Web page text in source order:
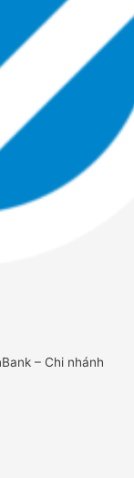
– Chi nhánh